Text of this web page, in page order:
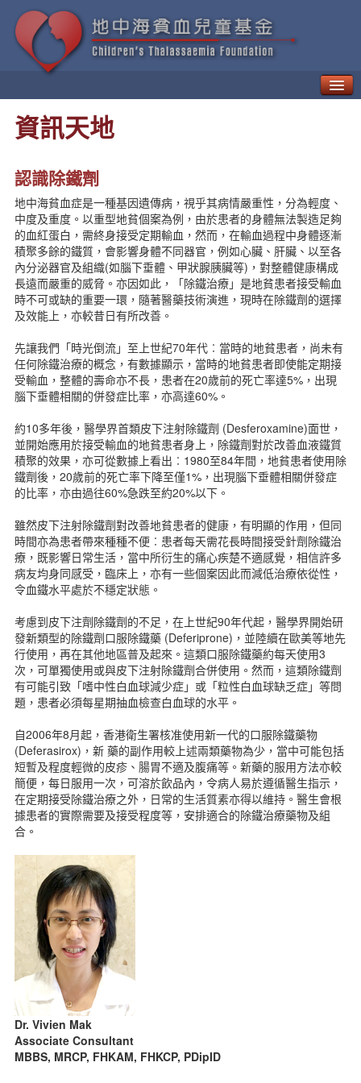
如何治療「地貧」
新一代療法
病人日常生活需知
地中海貧血的遺傳與預防
地中海貧血兒童基金
地中海貧血教育及輔導中心
貧友資訊
最新動向
地貧資訊
資訊天地
表格下載
新聞資訊
簡體版
English version
主頁
資訊天地
認識除鐵劑
地中海貧血症是一種基因遺傳病，視乎其病情嚴重性，分為輕度、
中度及重度。以重型地貧個案為例，由於患者的身體無法製造足夠
的血紅蛋白，需終身接受定期輸血，然而，在輸血過程中身體逐漸
積聚多餘的鐵質，會影響身體不同器官，例如心臟、肝臟、以至各
內分泌器官及組織(如腦下垂體、甲狀腺胰臟等)，對整體健康構成
長遠而嚴重的威脅。亦因如此，「除鐵治療」是地貧患者接受輸血
時不可或缺的重要一環，隨著醫藥技術演進，現時在除鐵劑的選擇
及效能上，亦較昔日有所改善。
先讓我們「時光倒流」至上世紀70年代︰當時的地貧患者，尚未有
任何除鐵治療的概念，有數據顯示，當時的地貧患者即使能定期接
受輸血，整體的壽命亦不長，患者在20歲前的死亡率達5%，出現
腦下垂體相關的併發症比率，亦高達60%。
約10多年後，醫學界首類皮下注射除鐵劑 (Desferoxamine)面世，
並開始應用於接受輸血的地貧患者身上，除鐵劑對於改善血液鐵質
積聚的效果，亦可從數據上看出︰1980至84年間，地貧患者使用除
鐵劑後，20歲前的死亡率下降至僅1%，出現腦下垂體相關併發症
的比率，亦由過往60%急跌至約20%以下。
雖然皮下注射除鐵劑對改善地貧患者的健康，有明顯的作用，但同
時間亦為患者帶來種種不便︰患者每天需花長時間接受針劑除鐵治
療，既影響日常生活，當中所衍生的痛心疾楚不適感覺，相信許多
病友均身同感受，臨床上，亦有一些個案因此而減低治療依從性，
令血鐵水平處於不穩定狀態。
考慮到皮下注劑除鐵劑的不足，在上世紀90年代起，醫學界開始研
發新類型的除鐵劑口服除鐵藥 (Deferiprone)，並陸續在歐美等地先
行使用，再在其他地區普及起來。這類口服除鐵藥約每天使用3
次，可單獨使用或與皮下注射除鐵劑合併使用。然而，這類除鐵劑
有可能引致「嗜中性白血球減少症」或「粒性白血球缺乏症」等問
題，患者必須每星期抽血檢查白血球的水平。
自2006年8月起，香港衛生署核准使用新一代的口服除鐵藥物
(Deferasirox)，新 藥的副作用較上述兩類藥物為少，當中可能包括
短暫及程度輕微的皮疹、腸胃不適及腹痛等。新藥的服用方法亦較
簡便，每日服用一次，可溶於飲品內，令病人易於遵循醫生指示，
在定期接受除鐵治療之外，日常的生活質素亦得以維持。醫生會根
據患者的實際需要及接受程度等，安排適合的除鐵治療藥物及組
合。
Dr. Vivien Mak
Associate Consultant
MBBS, MRCP, FHKAM, FHKCP, PDipID